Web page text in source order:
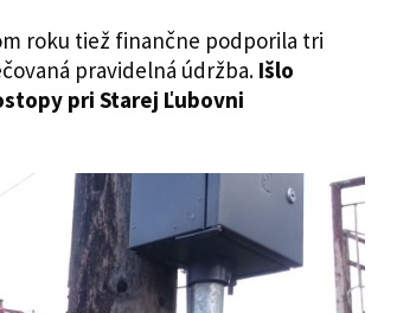
roku tiež finančne podporila tri
pravidelná údržba. Išlo
pri Starej Ľubovni